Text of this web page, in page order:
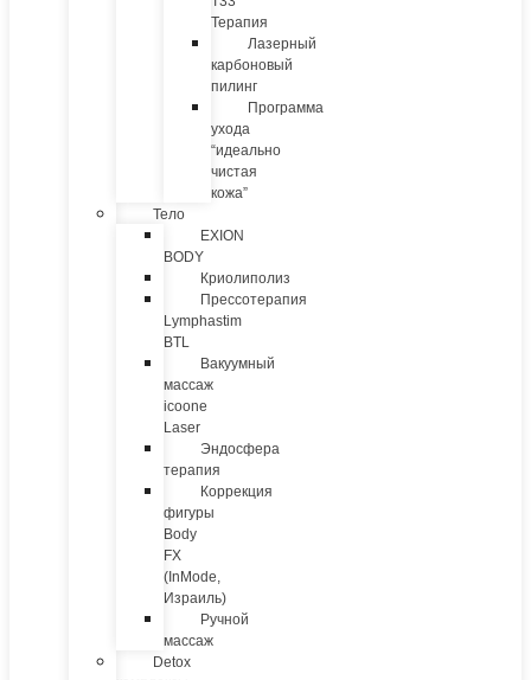
Терапия
Лазерный
карбоновый
пилинг
Программа
ухода
“идеально
чистая
кожа”
Тело
EXION
BODY
Криолиполиз
Прессотерапия
Lymphastim
BTL
Вакуумный
массаж
icoone
Laser
Эндосфера
терапия
Коррекция
фигуры
Body
FX
(InMode,
Израиль)
Ручной
массаж
Detox